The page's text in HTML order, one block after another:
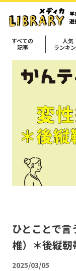
学
選
すべての
記事
人気
ランキ
ひとことで
椎）＊後縦
2025/03/05